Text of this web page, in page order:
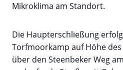
Mikroklima am Standort.
Die Haupterschließung
Torfmoorkamp auf Höhe
über den Steenbeker Weg